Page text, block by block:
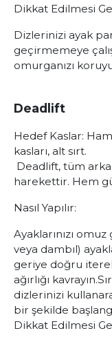
Dikkat Edilmesi
Dizlerinizi ayak
geçirmemeye
omurganızı
Deadlift
Hedef Kaslar:
kasları, alt sırt.
Deadlift, tüm
harekettir. Hem
Nasıl Yapılır:
Ayaklarınızı
veya dambıl)
geriye doğru
ağırlığı kavrayın.
dizlerinizi
bir şekilde
Dikkat Edilmesi